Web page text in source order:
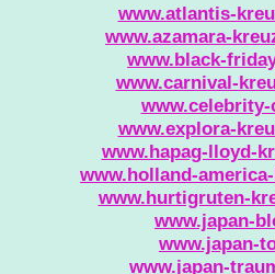
www.atlantis-
www.azamara-
www.black-
www.carnival-
www.explora-
www.hapag-lloyd-
www.holland-
www.hurtigruten-
www.japan-
www.japan-
www.japan-